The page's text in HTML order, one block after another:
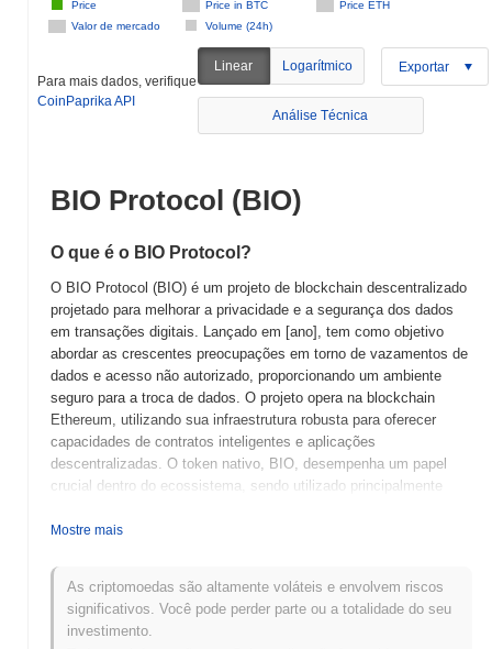
Price in BTC
Price ETH
Valor de mercado
Volume (24h)
Price
Para mais dados, verifique
CoinPaprika API
Linear Logarítmico Exportar
Análise Técnica
BIO Protocol (BIO)
O que é o BIO Protocol?
O BIO Protocol (BIO) é um projeto de blockchain descentralizado
projetado para melhorar a privacidade e a segurança dos dados
em transações digitais. Lançado em [ano], tem como objetivo
abordar as crescentes preocupações em torno de vazamentos de
dados e acesso não autorizado, proporcionando um ambiente
seguro para a troca de dados. O projeto opera na blockchain
Ethereum, utilizando sua infraestrutura robusta para oferecer
capacidades de contratos inteligentes e aplicações
descentralizadas. O token nativo, BIO, desempenha um papel
crucial dentro do ecossistema, sendo utilizado principalmente
tokens podem participar dos processos de tomada de decisão,
protocolo. O BIO Protocol se destaca por seu foco em soluções
centradas na privacidade, empregando técnicas criptográficas
avançadas para garantir a integridade e a confidencialidade dos
dados. Essa ênfase na segurança posiciona o BIO Protocol como
Mostre mais
As criptomoedas são altamente voláteis e envolvem riscos
significativos. Você pode perder parte ou a totalidade do seu
investimento.